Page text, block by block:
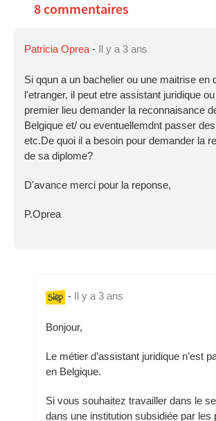
8 commentaires
Patricia Oprea - Il y a 3 ans
Si qqun a un bachelier ou une maitrise en
l'etranger, il peut etre assistant juridique
premier lieu demander la reconnaisance
Belgique et/ ou eventuellemdnt passer
etc.De quoi il a besoin pour demander la
de sa diplome?
D'avance merci pour la reponse,
P.Oprea
- Il y a 3 ans
Bonjour,
Le métier d’assistant juridique n’est
en Belgique.
Si vous souhaitez travailler dans le
dans une institution subsidiée par les